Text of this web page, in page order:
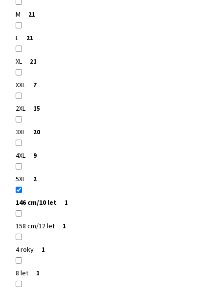
M 21
L 21
XL 21
XXL 7
2XL 15
3XL 20
4XL 9
5XL 2
146 cm/10 let 1
158 cm/12 let 1
4 roky 1
8 let 1